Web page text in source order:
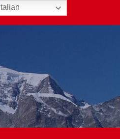
Italian